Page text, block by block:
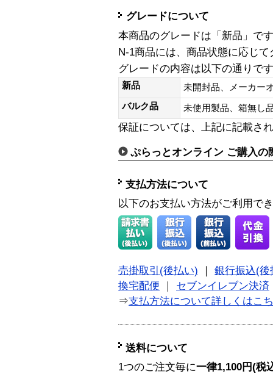
グレードについて
本商品のグレードは「新品」です
N-1商品には、商品状態に応じ
グレードの内容は以下の通りで
新品
未開封品、メーカー
バルク品
未使用製品、箱無
保証については、上記に記載さ
ぷらっとオンライン ご購入の
支払方法について
以下のお支払い方法がご利用で
売掛取引(後払い)
銀行振込(後
換宅配便
セブンイレブン決済
⇒支払方法について詳しくはこ
送料について
1つのご注文毎に一律1,100円(税